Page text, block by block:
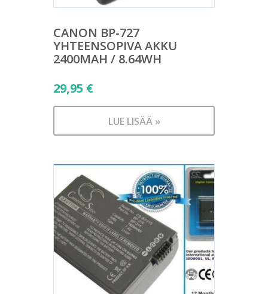
CANON BP-727
YHTEENSOPIVA AKKU
2400MAH / 8.64WH
29,95 €
LUE LISÄÄ »